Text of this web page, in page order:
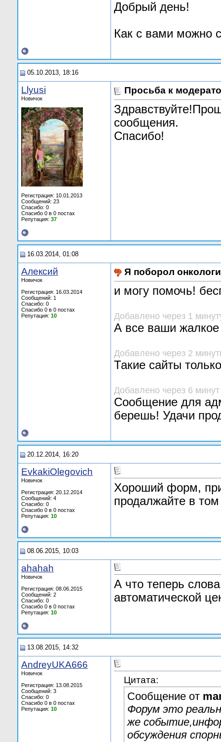
Добрый день!
Как с вами можно
05.10.2013, 18:16
Llyusi
Новичок
Регистрация: 10.01.2013
Сообщений: 23
Спасибо: 0
Спасибо 0 в 0 постах
Репутация: 37
Просьба к
сообщения.
Спасибо!
16.03.2014, 01:08
Алексий
Новичок
Регистрация: 16.03.2014
Сообщений: 1
Спасибо: 0
Спасибо 0 в 0 постах
Репутация: 10
Я поборол
и могу помочь!
Добавлено через 1
А все ваши
Добавлено через 2
Такие сайты
Добавлено через 6 минут
Сообщение для
берешь! Удачи
20.12.2014, 16:20
EvkakiOlegovich
Новичок
Регистрация: 20.12.2014
Сообщений: 4
Спасибо: 0
Спасибо 0 в 0 постах
Репутация: 10
Хороший форм,
продалжайте в
08.06.2015, 10:03
ahahah
Новичок
Регистрация: 08.06.2015
Сообщений: 2
Спасибо: 0
Спасибо 0 в 0 постах
Репутация: 10
А что теперь
автоматической
13.08.2015, 14:32
AndreyUKA666
Новичок
Регистрация: 13.08.2015
Сообщений: 3
Спасибо: 0
Спасибо 0 в 0 постах
Репутация: 10
Цитата:
Сообщение от
Форум это
же
обсуждения